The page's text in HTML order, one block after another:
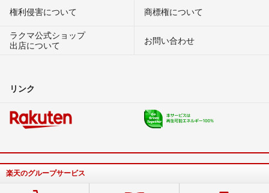
権利侵害について
商標権について
ラクマ公式ショップ
出店について
お問い合わせ
リンク
楽天のグループサービス